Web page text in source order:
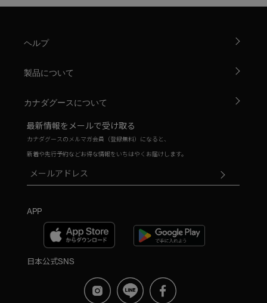
ヘルプ
製品について
カナダグースについて
最新情報をメールで受け取る
カナダグースのメルマガ会員（登録無料）になると、
新着や先行予約などお得な情報をいちはやくお届けします。
APP
日本公式SNS